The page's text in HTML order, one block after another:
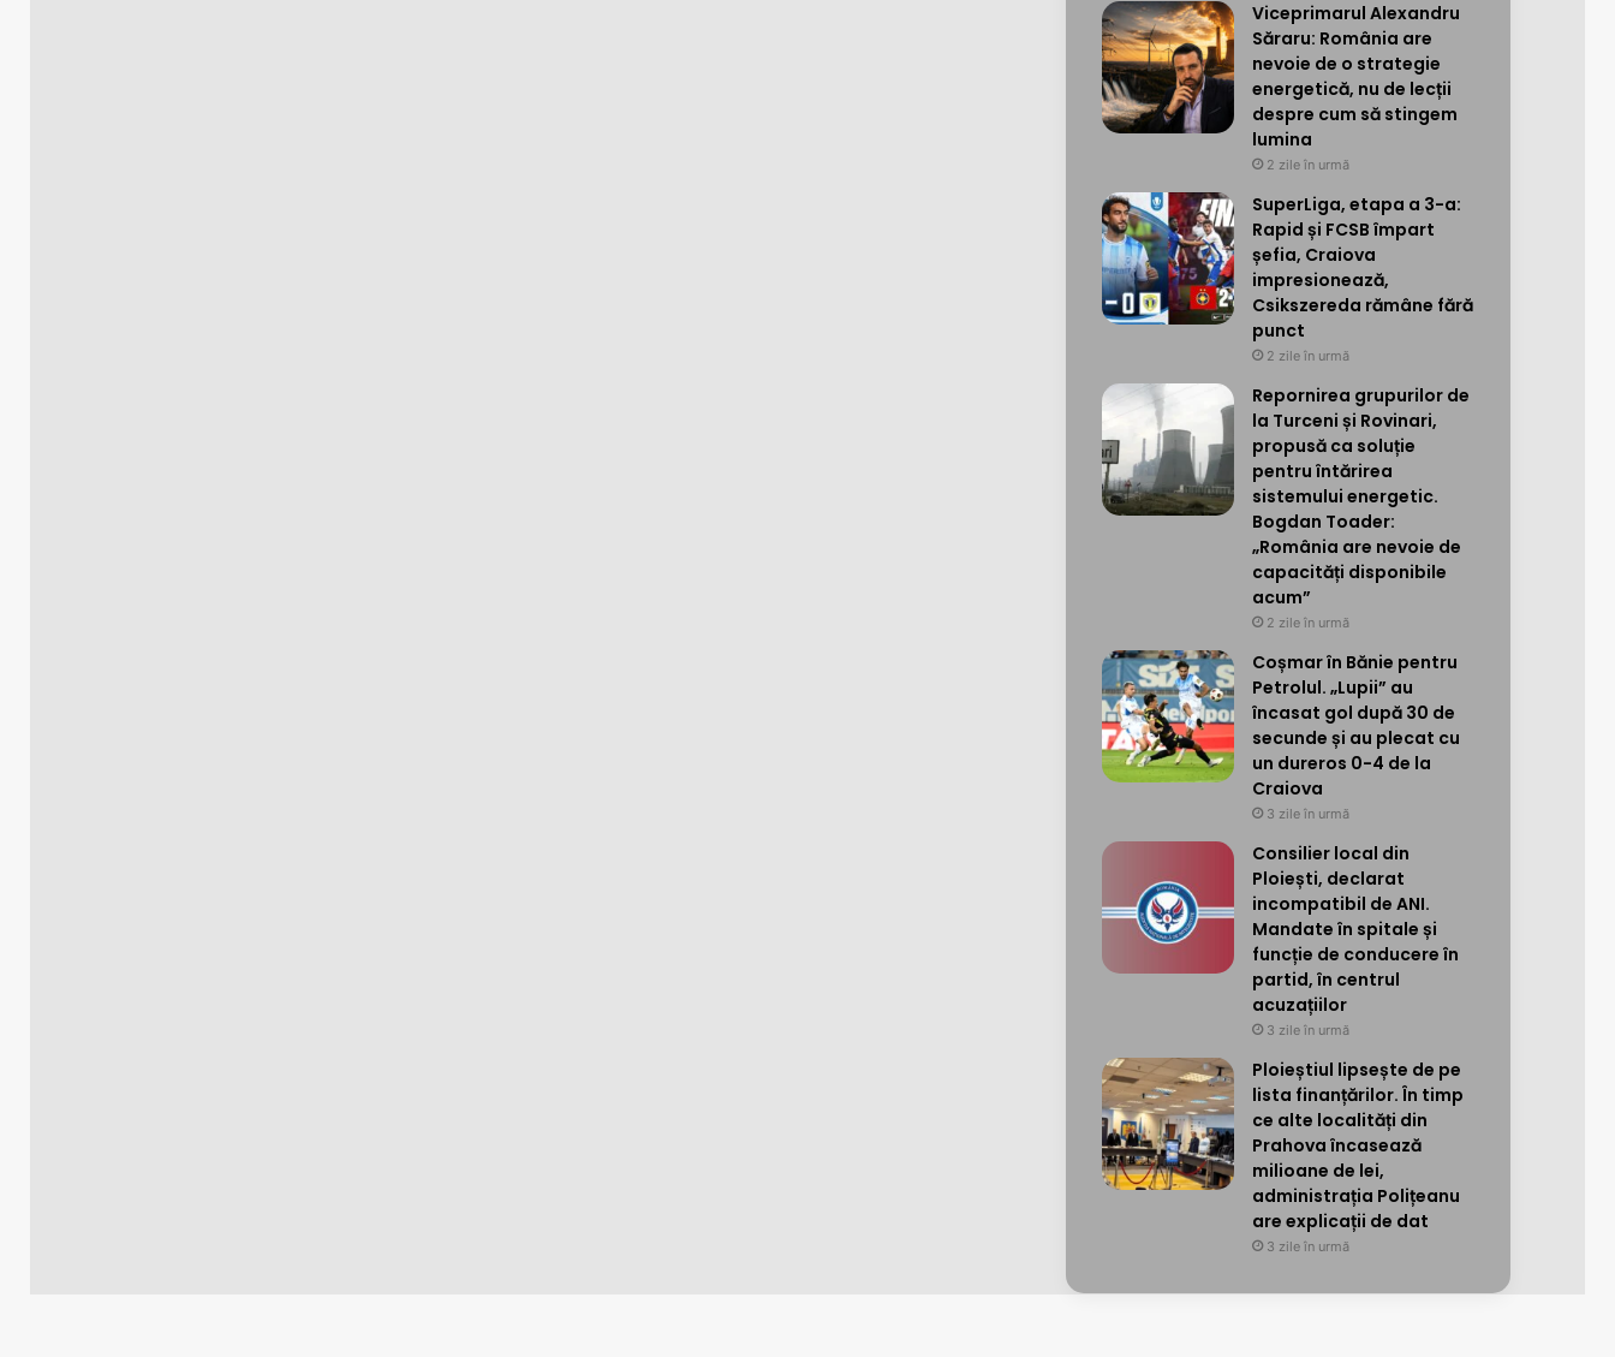
Viceprimarul Alexandru
Săraru: România are
nevoie de o strategie
energetică, nu de lecții
despre cum să stingem
lumina
2 zile în urmă
SuperLiga, etapa a 3-a:
Rapid și FCSB împart
șefia, Craiova
impresionează,
Csikszereda rămâne fără
punct
2 zile în urmă
Repornirea grupurilor de
la Turceni și Rovinari,
propusă ca soluție
pentru întărirea
sistemului energetic.
Bogdan Toader:
„România are nevoie de
capacități disponibile
acum”
2 zile în urmă
Coșmar în Bănie pentru
Petrolul. „Lupii” au
încasat gol după 30 de
secunde și au plecat cu
un dureros 0-4 de la
Craiova
3 zile în urmă
Consilier local din
Ploiești, declarat
incompatibil de ANI.
Mandate în spitale și
funcție de conducere în
partid, în centrul
acuzațiilor
3 zile în urmă
Ploieștiul lipsește de pe
lista finanțărilor. În timp
ce alte localități din
Prahova încasează
milioane de lei,
administrația Polițeanu
are explicații de dat
3 zile în urmă